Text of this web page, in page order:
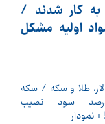
به کار شدند /
اولیه مشکل
ساله دلار، طلا و سکه / سکه
درصد سود نصیب
نمودار